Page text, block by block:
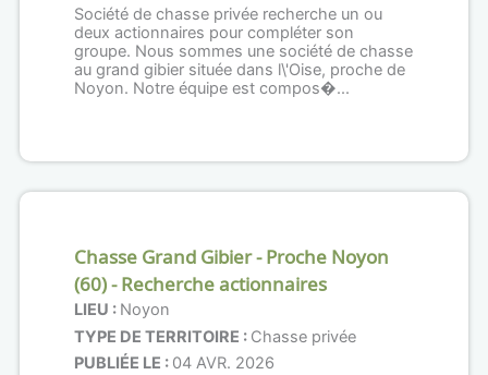
Société de chasse privée recherche un ou
deux actionnaires pour compléter son
groupe. Nous sommes une société de chasse
au grand gibier située dans l\'Oise, proche de
Noyon. Notre équipe est compos�...
Chasse Grand Gibier - Proche Noyon
(60) - Recherche actionnaires
LIEU : Noyon
TYPE DE TERRITOIRE : Chasse privée
PUBLIÉE LE : 04 AVR. 2026